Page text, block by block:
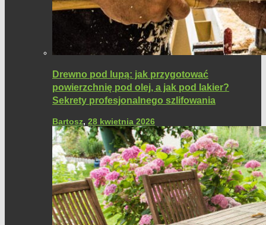
Drewno pod lupą: jak przygotować
powierzchnię pod olej, a jak pod lakier?
Sekrety profesjonalnego szlifowania
Bartosz, 28 kwietnia 2026